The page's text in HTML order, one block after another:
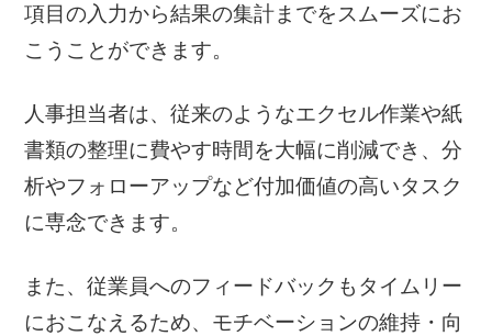
項目の入力から結果の集計までをスムーズにお
こうことができます。
人事担当者は、従来のようなエクセル作業や紙
書類の整理に費やす時間を大幅に削減でき、分
析やフォローアップなど付加価値の高いタスク
に専念できます。
また、従業員へのフィードバックもタイムリー
におこなえるため、モチベーションの維持・向